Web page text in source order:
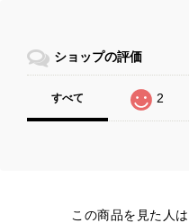
ショップの評価
すべて 2
この商品を見た人